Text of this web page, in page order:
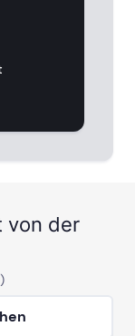
von der